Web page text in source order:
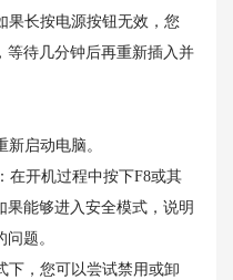
长按电源按钮无效，您
等待几分钟后再重新插入并
启动电脑。
开机过程中按下F8或其
能够进入安全模式，说明
题。
，您可以尝试禁用或卸